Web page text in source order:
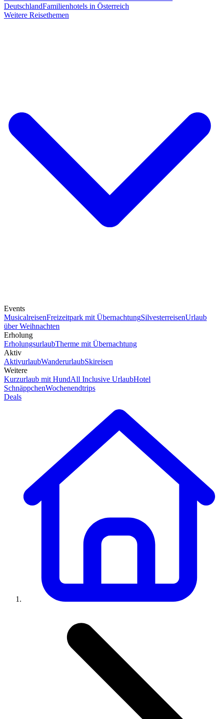
DeutschlandFamilienhotels in Österreich
Weitere Reisethemen
Events
MusicalreisenFreizeitpark mit ÜbernachtungSilvesterreisenUrlaub
über Weihnachten
Erholung
ErholungsurlaubTherme mit Übernachtung
Aktiv
AktivurlaubWanderurlaubSkireisen
Weitere
Kurzurlaub mit HundAll Inclusive UrlaubHotel
SchnäppchenWochenendtrips
Deals